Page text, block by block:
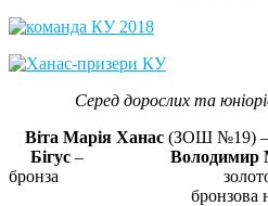
Серед дорослих та
Віта Марія Ханас (ЗОШ №19)
Бігус – Володимир
бронза
бронзова